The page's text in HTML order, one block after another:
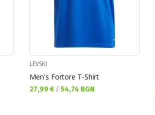
LEVSKI
Men's Fortore T-Shirt
Текуща цена:
27,99 € / 54,74 BGN